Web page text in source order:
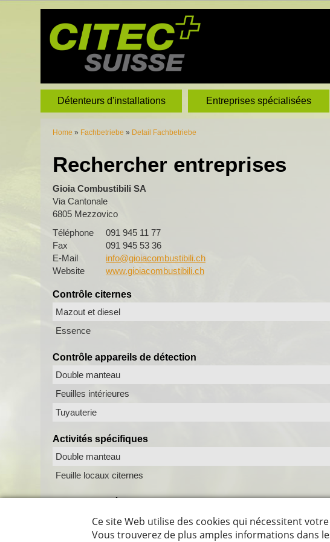
Détenteurs d'installations Entreprises spécialisées
Home » Fachbetriebe » Detail Fachbetriebe
Rechercher entreprises
Gioia Combustibili SA
Via Cantonale
6805 Mezzovico
Téléphone
091 945 11 77
Fax
091 945 53 36
E-Mail
info@gioiacombustibili.ch
Website
www.gioiacombustibili.ch
Contrôle citernes
Mazout et diesel
Essence
Contrôle appareils de détection
Double manteau
Feuilles intérieures
Tuyauterie
Activités spécifiques
Double manteau
Feuille locaux citernes
Destruction citernes